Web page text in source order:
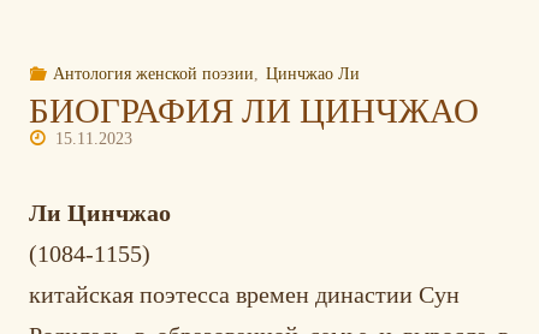
Антология женской поэзии Цинчжао Ли
БИОГРАФИЯ ЛИ ЦИНЧЖАО
15.11.2023
Ли Цинчжао
(1084-1155)
китайская поэтесса времен династии Сун